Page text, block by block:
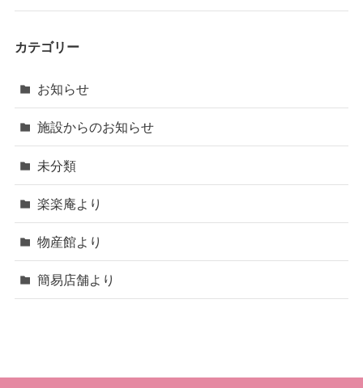
カテゴリー
お知らせ
施設からのお知らせ
未分類
楽楽庵より
物産館より
簡易店舗より